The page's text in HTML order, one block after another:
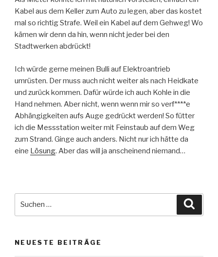
Kabel aus dem Keller zum Auto zu legen, aber das kostet
mal so richtig Strafe. Weil ein Kabel auf dem Gehweg! Wo
kämen wir denn da hin, wenn nicht jeder bei den
Stadtwerken abdrückt!
Ich würde gerne meinen Bulli auf Elektroantrieb
umrüsten. Der muss auch nicht weiter als nach Heidkate
und zurück kommen. Dafür würde ich auch Kohle in die
Hand nehmen. Aber nicht, wenn wenn mir so verf****e
Abhängigkeiten aufs Auge gedrückt werden! So fütter
ich die Messstation weiter mit Feinstaub auf dem Weg
zum Strand. Ginge auch anders. Nicht nur ich hätte da
eine Lösung. Aber das will ja anscheinend niemand…
NEUESTE BEITRÄGE